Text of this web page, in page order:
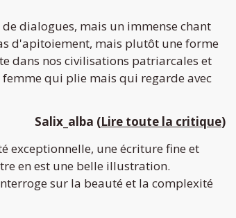
dialogues, mais un immense chant
d'apitoiement, mais plutôt une forme
dans nos civilisations patriarcales et
qui plie mais qui regarde avec
Salix_alba (Lire toute la critique)
exceptionnelle, une écriture fine et
en est une belle illustration.
sur la beauté et la complexité